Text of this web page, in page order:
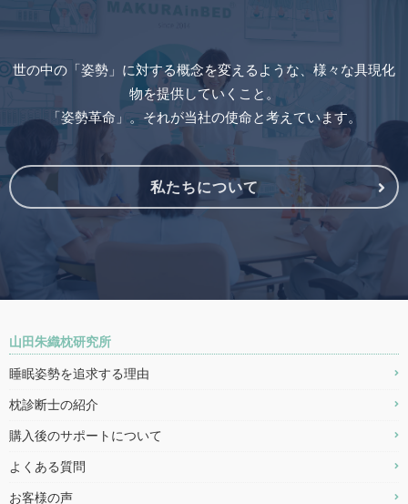
世の中の「姿勢」に対する概念を変えるような、様々な具現化
物を提供していくこと。
「姿勢革命」。それが当社の使命と考えています。
私たちについて
山田朱織枕研究所
睡眠姿勢を追求する理由
枕診断士の紹介
購入後のサポートについて
よくある質問
お客様の声